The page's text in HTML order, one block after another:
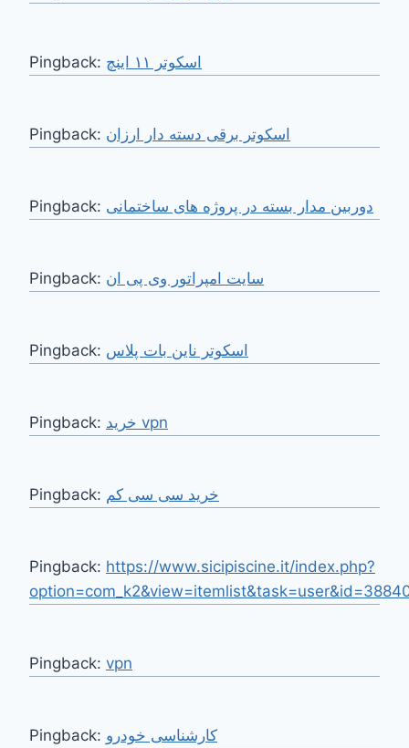
Pingback: اسکوتر ۱۱ اینچ
Pingback: اسکوتر برقی دسته دار ارزان
Pingback: دوربین مدار بسته در پروژه های ساختمانی
Pingback: سایت امپراتور وی پی ان
Pingback: اسکوتر ناین بات پلاس
Pingback: خرید vpn
Pingback: خرید سی سی کم
Pingback: https://www.sicipiscine.it/index.php?
Pingback: vpn
Pingback: کارشناسی خودرو